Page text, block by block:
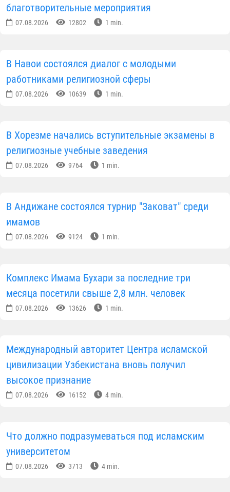
благотворительные мероприятия
07.08.2026 12802 1 min.
В Навои состоялся диалог с молодыми
работниками религиозной сферы
07.08.2026 10639 1 min.
В Хорезме начались вступительные экзамены в
религиозные учебные заведения
07.08.2026 9764 1 min.
В Андижане состоялся турнир "Заковат" среди
имамов
07.08.2026 9124 1 min.
Комплекс Имама Бухари за последние три
месяца посетили свыше 2,8 млн. человек
07.08.2026 13626 1 min.
Международный авторитет Центра исламской
цивилизации Узбекистана вновь получил
высокое признание
07.08.2026 16152 4 min.
Что должно подразумеваться под исламским
университетом
07.08.2026 3713 4 min.